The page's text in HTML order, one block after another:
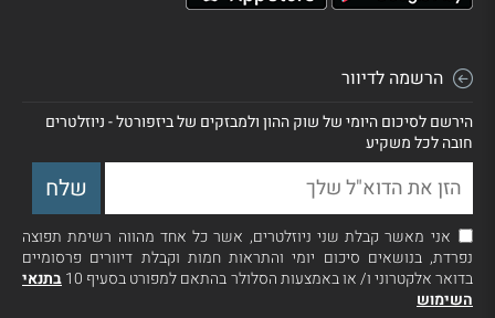
הרשמה לדיוור
הירשם לסיכום היומי של שוק ההון ולמבזקים של ביזפורטל - ניוזלטרים
חובה לכל משקיע
אני מאשר קבלת שני ניוזלטרים, אשר כל אחד מהווה רשימת תפוצה
נפרדת, בנושאים סיכום יומי והתראות חמות וקבלת דיוורים פרסומיים
בדואר אלקטרוני ו/ או באמצעות הסלולר בהתאם למפורט בסעיף 10
בתנאי
השימוש